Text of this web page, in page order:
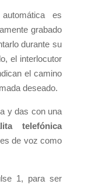
es
grabado
durante su
el interlocutor
el camino
deseado.
y das con una
telefónica
de voz como
1, para ser